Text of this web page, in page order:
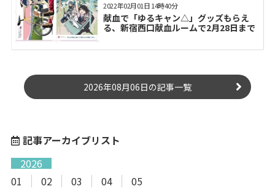
献血で「ゆるキャン△」グッズもらえ
る、新宿西口献血ルームで2月28日まで
2022年02月01日 14時40分
2026年08月06日の記事一覧
記事アーカイブリスト
2026
01
02 03 04 05